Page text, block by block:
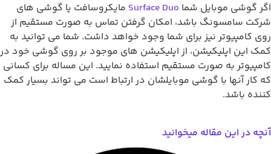
گوشی موبایل شماSurface Duoمایکروسافت یا گوشی های
سامسونگ باشد، امکان گرفتن تماس به صورت مستقیم از
کامپیوتر نیز برای شما وجود خواهد داشت. شما می توانید به
این اپلیکیشن، از اپلیکیشن های موجود بر روی گوشی خود در
به صورت مستقیم استفاده نمایید. این مساله برای کسانی
آنها با گوشی موبایلشان در ارتباط است می تواند بسیار کمک
باشد.
در این مقاله میخوانید